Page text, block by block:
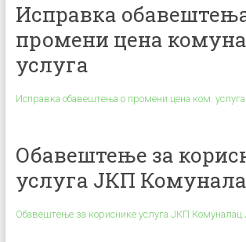
Ljig
Javno
Komunalno
Исправка
промени цена
услуга
Исправка обавештења о промени цена ком.
Обавештење за
услуга ЈКП
Обавештење за кориснике услуга ЈКП